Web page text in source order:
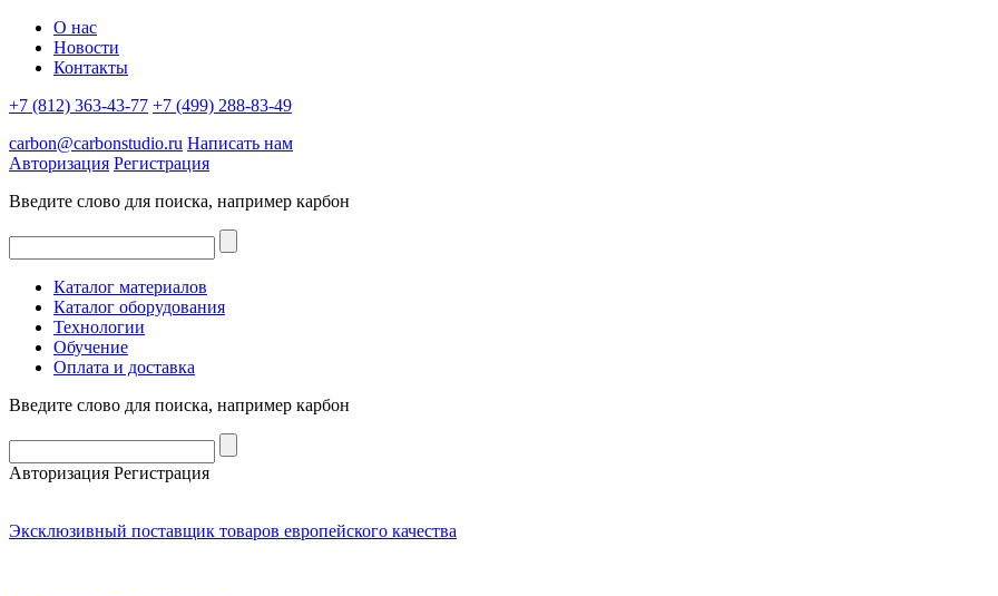
О нас
Новости
Контакты
+7 (812) 363-43-77 +7 (499) 288-83-49
carbon@carbonstudio.ru Написать нам
Авторизация Регистрация
Введите слово для поиска, например карбон
Каталог материалов
Каталог оборудования
Технологии
Обучение
Оплата и доставка
Введите слово для поиска, например карбон
Авторизация Регистрация
Эксклюзивный поставщик товаров европейского качества